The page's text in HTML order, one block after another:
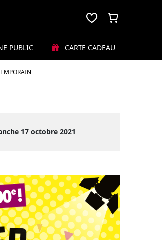
PUBLIC CARTE CADEAU
17 octobre 2021